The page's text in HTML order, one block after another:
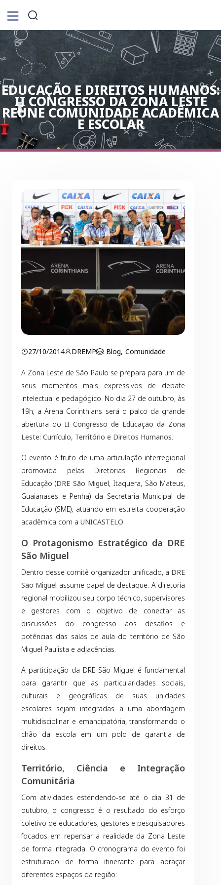
EDUCAÇÃO E DIREITOS HUMANOS:
II CONGRESSO DA ZONA LESTE
REÚNE COMUNIDADE ACADÊMICA
E ESCOLAR
27/10/2014 DREMP Blog, Comunidade
A Zona Leste de São Paulo se prepara para um de
seus momentos mais expressivos de debate
intelectual e pedagógico. No dia 27 de outubro, às
19h, a Arena Corinthians será o palco da grande
abertura do II Congresso de Educação da Zona
Leste: Currículo, Território e Direitos Humanos.
O evento é fruto de uma articulação interregional
promovida pelas Diretorias Regionais de
Educação (DRE São Miguel, Itaquera, São Mateus,
Guaianases e Penha) da Secretaria Municipal de
Educação (SME), atuando em estreita cooperação
acadêmica com a UNICASTELO.
O Protagonismo Estratégico da DRE
São Miguel
Dentro desse comitê organizador unificado, a DRE
São Miguel assume papel de destaque. A diretoria
regional mobilizou seu corpo técnico, supervisores
e gestores com o objetivo de conectar as
discussões do congresso aos desafios e
potências das salas de aula do território de São
Miguel Paulista e adjacências.
A participação da DRE São Miguel é fundamental
para garantir que as particularidades sociais,
culturais e geográficas de suas unidades
escolares sejam integradas a uma abordagem
multidisciplinar e emancipatória, transformando o
chão da escola em um polo de garantia de
direitos.
Território, Ciência e Integração
Comunitária
Com atividades estendendo-se até o dia 31 de
outubro, o congresso é o resultado do esforço
coletivo de educadores, gestores e pesquisadores
focados em repensar a realidade da Zona Leste
de forma integrada. O cronograma do evento foi
estruturado de forma itinerante para abraçar
diferentes espaços da região: